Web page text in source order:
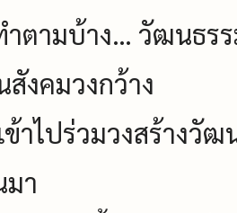
ทำตามบ้าง… วัฒนธ
งคมวงกว้าง
ข้าไปร่วมวงสร้างวั
า